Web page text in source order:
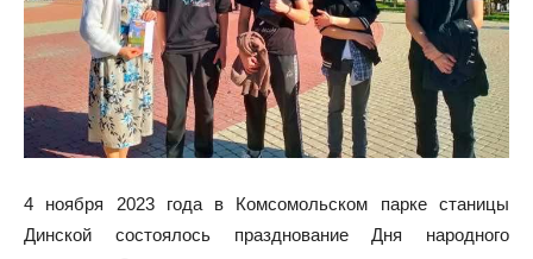
4 ноября 2023 года в Комсомольском парке станицы
Динской состоялось празднование Дня народного